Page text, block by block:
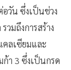
วัน ซึ่งเป็นช่วง
วมถึงการสร้าง
ลเซียมและ
า 3 ซึ่งเป็นกรด